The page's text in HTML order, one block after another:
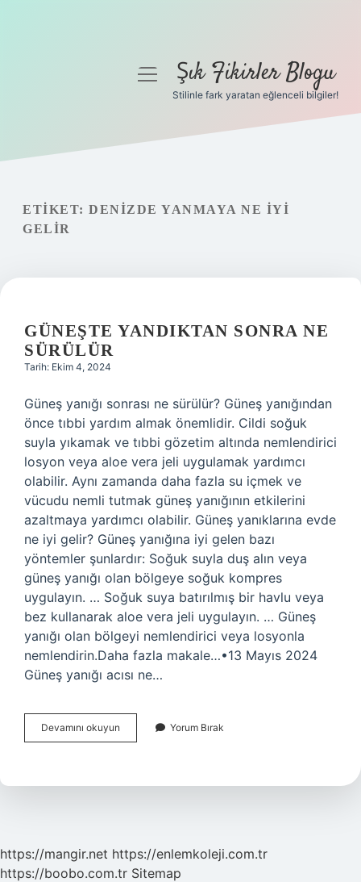
Gizlilik Politikası
Hakkımızda
menüyüŞık Fikirler Blogu
Stilinle fark yaratan eğlenceli bilgiler!
ETIKET: DENIZDE YANMAYA NE IYI
GELIR
GÜNEŞTE YANDIKTAN SONRA NE
SÜRÜLÜR
Tarih: Ekim 4, 2024
Güneş yanığı sonrası ne sürülür? Güneş yanığından
önce tıbbi yardım almak önemlidir. Cildi soğuk
suyla yıkamak ve tıbbi gözetim altında nemlendirici
losyon veya aloe vera jeli uygulamak yardımcı
olabilir. Aynı zamanda daha fazla su içmek ve
vücudu nemli tutmak güneş yanığının etkilerini
azaltmaya yardımcı olabilir. Güneş yanıklarına evde
ne iyi gelir? Güneş yanığına iyi gelen bazı
yöntemler şunlardır: Soğuk suyla duş alın veya
güneş yanığı olan bölgeye soğuk kompres
uygulayın. … Soğuk suya batırılmış bir havlu veya
bez kullanarak aloe vera jeli uygulayın. … Güneş
yanığı olan bölgeyi nemlendirici veya losyonla
nemlendirin.Daha fazla makale…•13 Mayıs 2024
Güneş yanığı acısı ne…
Devamını okuyun Güneşte
Yandıktan
Sürülür
Yorum Bırak
https://mangir.net https://enlemkoleji.com.tr
https://boobo.com.tr Sitemap